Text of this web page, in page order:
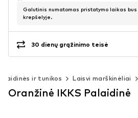
Galutinis numatomas pristatymo laikas
krepšelyje.
30 dienų grąžinimo teisė
ir tunikos Laisvi marškinėliai
Oranžinė IKKS Palaidinė